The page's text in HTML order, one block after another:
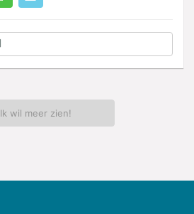
Ik wil meer zien!